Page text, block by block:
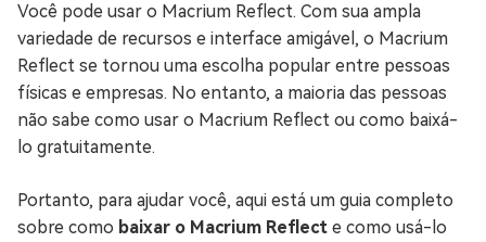
Você pode usar o Macrium Reflect. Com sua ampla
variedade de recursos e interface amigável, o Macrium
Reflect se tornou uma escolha popular entre pessoas
físicas e empresas. No entanto, a maioria das pessoas
não sabe como usar o Macrium Reflect ou como baixá-
lo gratuitamente.
Portanto, para ajudar você, aqui está um guia completo
sobre como baixar o Macrium Reflect e como usá-lo